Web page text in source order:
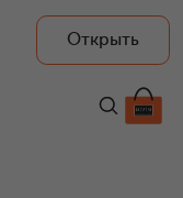
Открыть
66 550 ₽